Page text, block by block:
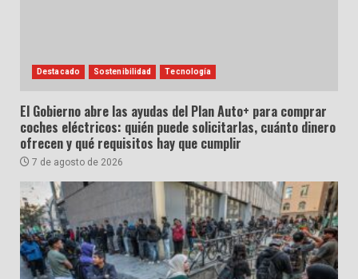
Destacado Sostenibilidad Tecnología
El Gobierno abre las ayudas del Plan Auto+ para comprar
coches eléctricos: quién puede solicitarlas, cuánto dinero
ofrecen y qué requisitos hay que cumplir
7 de agosto de 2026